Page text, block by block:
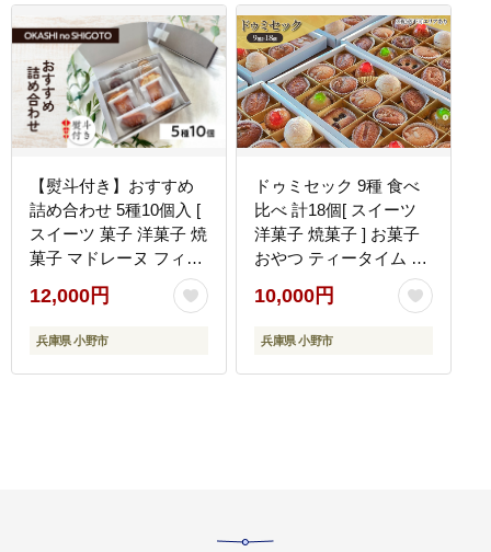
【熨斗付き】おすすめ
詰め合わせ 5種10個入 [
スイーツ 菓子 洋菓子 焼
菓子 マドレーヌ フィナ
ンシェ クッキー パウン
ドケーキ ギフト プレゼ
ント ]【のし(内祝い)】
12,000円
兵庫県 小野市
ドゥミセック 9種 食べ
比べ 計18個[ スイーツ
洋菓子 焼菓子 ] お菓子
おやつ ティータイム し
っとり 焼き菓子セット
焼き菓子詰め合わせ 贈
答用 ギフト 手土産 自宅
10,000円
兵庫県 小野市